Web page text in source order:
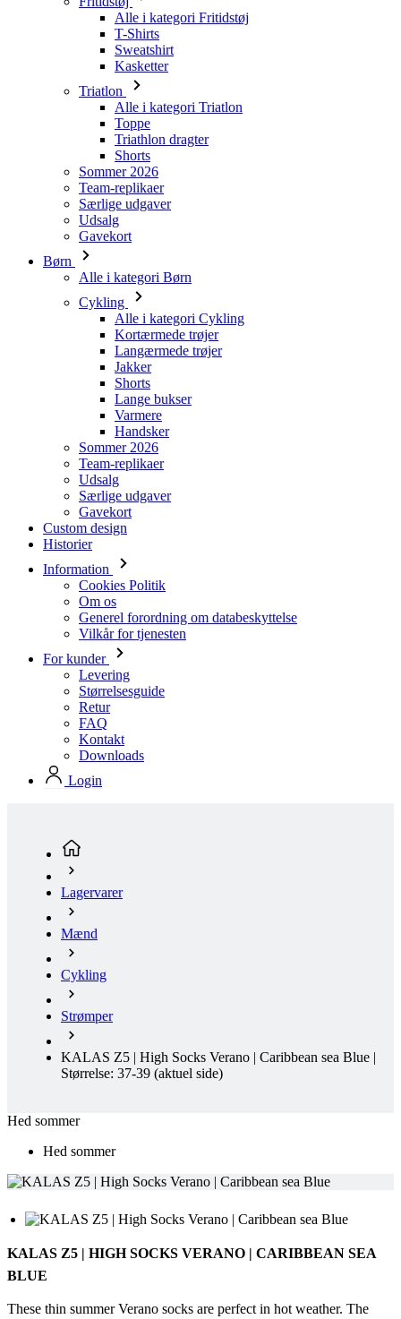
Triatlon
Alle i kategori Triatlon
Toppe
Triathlon dragter
Shorts
Sommer 2026
Team-replikaer
Særlige udgaver
Udsalg
Gavekort
Børn
Alle i kategori Børn
Cykling
Alle i kategori Cykling
Langærmede trøjer
Jakker
Shorts
Lange bukser
Varmere
Handsker
Sommer 2026
Team-replikaer
Udsalg
Særlige udgaver
Gavekort
Custom design
Historier
Information
Cookies Politik
Om os
Generel forordning om databeskyttelse
Vilkår for tjenesten
For kunder
Levering
Størrelsesguide
Retur
Kontakt
Downloads
Login
Mænd
Cykling
Strømper
KALAS Z5 | High Socks Verano | Caribbean sea Blue |
Størrelse: 37-39
Hed sommer
Hed sommer
KALAS Z5 | HIGH SOCKS VERANO | CARIBBEAN SEA
These thin summer Verano socks are perfect in hot weather. The
ultra-light fabric also makes them ideal for indoor cycling. Made in a
simple elegant design.